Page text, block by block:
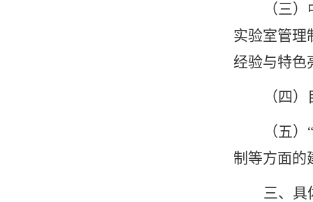
（三
实验室管理
经验与特色
（四
（五
制等方面的
三、具